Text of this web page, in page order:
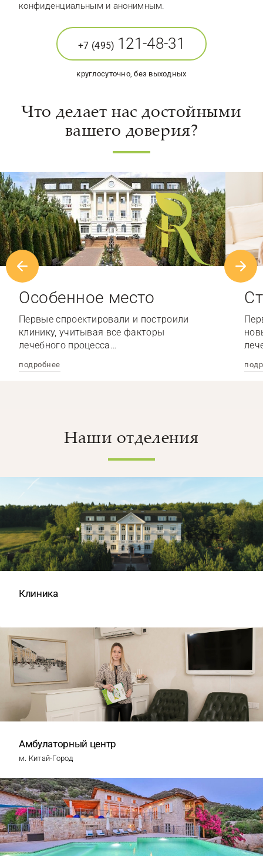
конфиденциальным и анонимным.
+7 (495) 121-48-31
круглосуточно, без выходных
Что делает нас достойными
вашего доверия?
Особенное место
Первые спроектировали и построили
клинику, учитывая все факторы
лечебного процесса…
подробнее
Наши отделения
Клиника
Амбулаторный центр
м. Китай-Город